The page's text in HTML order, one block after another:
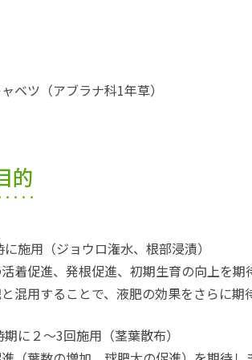
ベツ（アブラナ科1年草）
的
施用（ジョウロ潅水、根部浸漬）
着促進、発根促進、初期生育の向上を期
混用することで、液肥の効果をさらに期
に２～3回施用（茎葉散布）